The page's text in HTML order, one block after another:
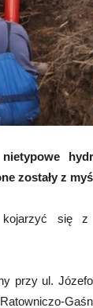
zostały z
kojarzyć się
przy ul.